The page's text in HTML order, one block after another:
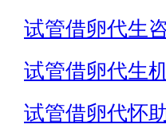
试管借卵代生
试管借卵代生
试管借卵代怀